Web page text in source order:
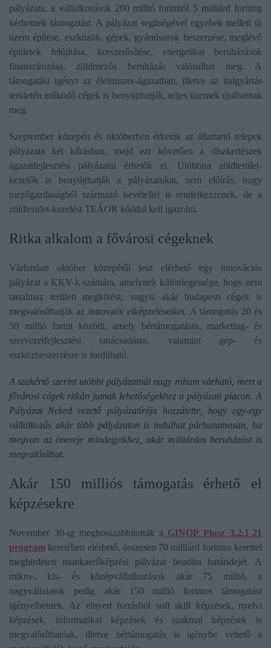
pályázata, a vállalkozások 200 millió forinttól 5 milliárd forintig
kérhetnek támogatást. A pályázat segítségével egyebek mellett új
üzem építése, eszközök, gépek, gyártósorok beszerzése, meglévő
épületek felújítása, korszerűsítése, energetikai beruházások
finanszírozása, zöldmezős beruházás valósulhat meg. A
támogatási igényt az élelmiszer-ágazatban, illetve az italgyártás
területén működő cégek is benyújthatják, teljes üzemek újulhatnak
meg.
Szeptember közepén és októberben érkezik az állattartó telepek
pályázata két kiírásban, majd ezt követően a díszkertészek
ágazatfejlesztési pályázatai érhetők el. Utóbbira zöldterület-
kezelők is benyújthatják a pályázatukat, nem előírás, hogy
mezőgazdaságból származó bevétellel is rendelkezzenek, de a
zöldterület-kezelést TEÁOR kóddal kell igazolni.
Ritka alkalom a fővárosi cégeknek
Várhatóan október közepétől lesz elérhető egy innovációs
pályázat a KKV-k számára, amelynek különlegessége, hogy nem
tartalmaz területi megkötést, vagyis akár budapesti cégek is
megvalósíthatják az innovatív elképzeléseiket. A támogatás 20 és
50 millió forint közötti, amely bértámogatásra, marketing- és
szervezetfejlesztési tanácsadásra, valamint gép- és
eszközbeszerzésre is fordítható.
A szakértő szerint utóbbi pályázatnál nagy roham várható, mert a
fővárosi cégek ritkán jutnak lehetőségekhez a pályázati piacon. A
Pályázat Neked vezető pályázatírója hozzátette, hogy egy-egy
vállalkozás akár több pályázaton is indulhat párhuzamosan, ha
megvan az önereje mindegyikhez, akár milliárdos beruházást is
megvalósíthat.
Akár 150 milliós támogatás érhető el
képzésekre
November 30-ig meghosszabbították a GINOP Plusz 3.2.1-21
program keretében elérhető, összesen 70 milliárd forintos kerettel
meghirdetett munkaerőképzési pályázat beadási határidejét. A
mikro-, kis- és középvállalkozások akár 75 millió, a
nagyvállalatok pedig akár 150 millió forintos támogatást
igényelhetnek. Az elnyert forrásból soft skill képzések, nyelvi
képzések, informatikai képzések és szakmai képzések is
megvalósíthatóak, illetve bértámogatás is igénybe vehető a